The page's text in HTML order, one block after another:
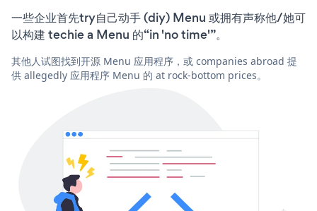
一些企业首先try自己动手 (diy) Menu 或拥有声称他/她可
以构建 techie a Menu 的“in 'no time'”。
其他人试图找到开源 Menu 应用程序，或 companies abroad 提
供 allegedly 应用程序 Menu 的 at rock-bottom prices。